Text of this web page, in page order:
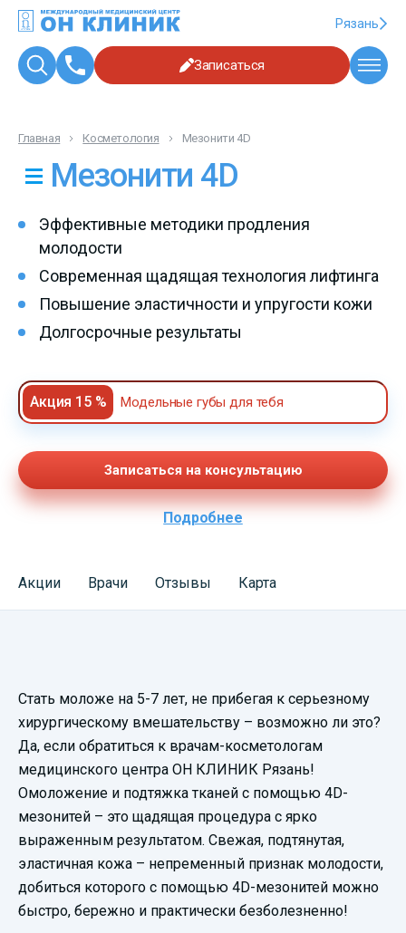
Рязань
Записаться
Главная Косметология Мезонити 4D
Мезонити 4D
Эффективные методики продления
молодости
Современная щадящая технология лифтинга
Повышение эластичности и упругости кожи
Долгосрочные результаты
Акция 15 % Модельные губы для тебя
Записаться на консультацию
Подробнее
Акции Врачи Отзывы Карта
видеопрезентацию
Стать моложе на 5-7 лет, не прибегая к серьезному
хирургическому вмешательству – возможно ли это?
Да, если обратиться к врачам-косметологам
медицинского центра ОН КЛИНИК Рязань!
Омоложение и подтяжка тканей с помощью 4D-
мезонитей – это щадящая процедура с ярко
выраженным результатом. Свежая, подтянутая,
эластичная кожа – непременный признак молодости,
добиться которого с помощью 4D-мезонитей можно
быстро, бережно и практически безболезненно!